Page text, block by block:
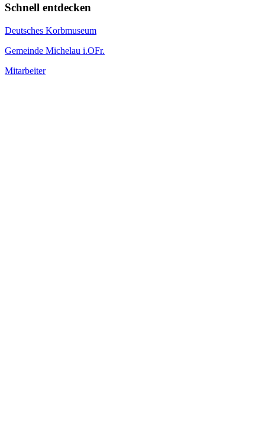
Schnell entdecken
Deutsches Korbmuseum
Gemeinde Michelau i.OFr.
Mitarbeiter